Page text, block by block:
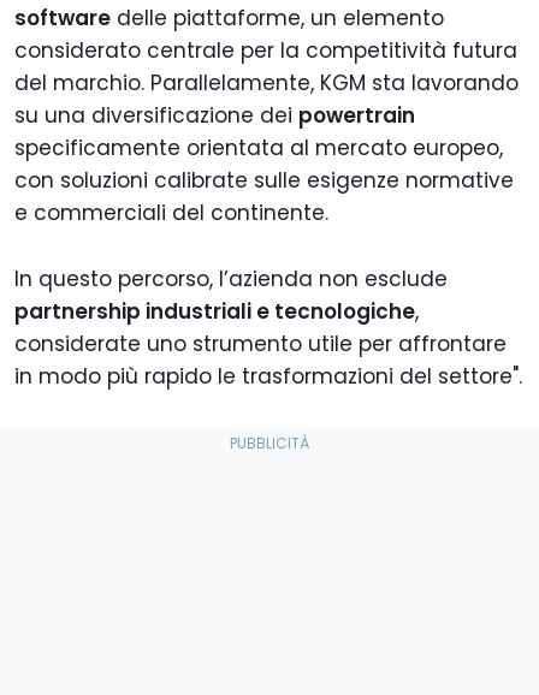
software delle piattaforme, un elemento
considerato centrale per la competitività futura
del marchio. Parallelamente, KGM sta lavorando
su una diversificazione dei powertrain
specificamente orientata al mercato europeo,
con soluzioni calibrate sulle esigenze normative
e commerciali del continente.
In questo percorso, l’azienda non esclude
partnership industriali e tecnologiche,
considerate uno strumento utile per affrontare
in modo più rapido le trasformazioni del settore".